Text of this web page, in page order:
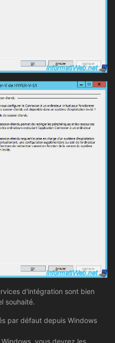
d'intégration sont bien
souhaité.
par défaut depuis Windows
vous devrez les